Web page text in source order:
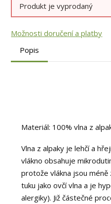
Produkt je vyprodaný
Možnosti doručení a platby
Popis
Materiál: 100% vlna z
Vlna z alpaky je lehčí a
vlákno obsahuje
protože vlákna jsou méně
tuku jako ovčí vlna a je
alergiky). Již částečné